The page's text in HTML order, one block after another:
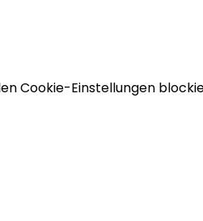
Cookie-Einstellungen